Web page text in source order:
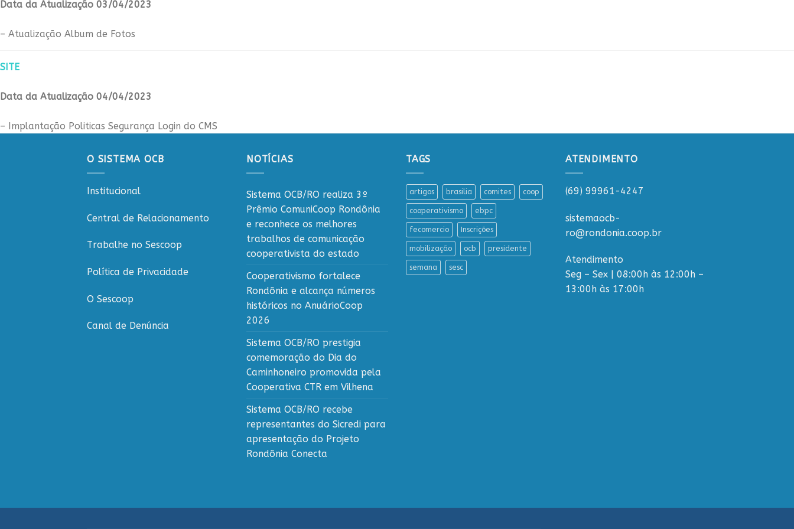
Data da Atualização 03/04/2023
– Atualização Album de Fotos
SITE
Data da Atualização 04/04/2023
– Implantação Politicas Segurança Login do CMS
O SISTEMA OCB
Institucional
Central de Relacionamento
Trabalhe no Sescoop
Política de Privacidade
O Sescoop
Canal de Denúncia
NOTÍCIAS
Sistema OCB/RO realiza 3º
Prêmio ComuniCoop Rondônia
e reconhece os melhores
trabalhos de comunicação
cooperativista do estado
Cooperativismo fortalece
Rondônia e alcança números
históricos no AnuárioCoop
2026
Sistema OCB/RO prestigia
comemoração do Dia do
Caminhoneiro promovida pela
Cooperativa CTR em Vilhena
Sistema OCB/RO recebe
representantes do Sicredi para
apresentação do Projeto
Rondônia Conecta
TAGS
artigos brasilia comites coop
cooperativismo ebpc
fecomercio Inscrições
mobilização ocb presidente
semana sesc
ATENDIMENTO
(69) 99961-4247
sistemaocb-
ro@rondonia.coop.br
Atendimento
Seg – Sex | 08:00h às 12:00h –
13:00h às 17:00h